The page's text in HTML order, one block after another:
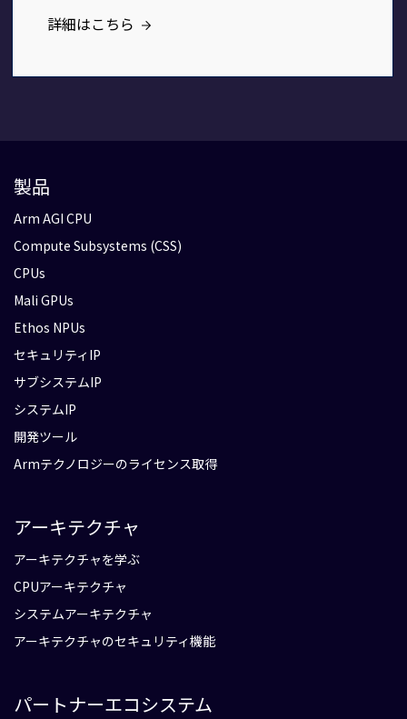
詳細はこちら
製品
Arm AGI CPU
Compute Subsystems (CSS)
CPUs
Mali GPUs
Ethos NPUs
セキュリティIP
サブシステムIP
システムIP
開発ツール
Armテクノロジーのライセンス取得
アーキテクチャ
アーキテクチャを学ぶ
CPUアーキテクチャ
システムアーキテクチャ
アーキテクチャのセキュリティ機能
パートナーエコシステム